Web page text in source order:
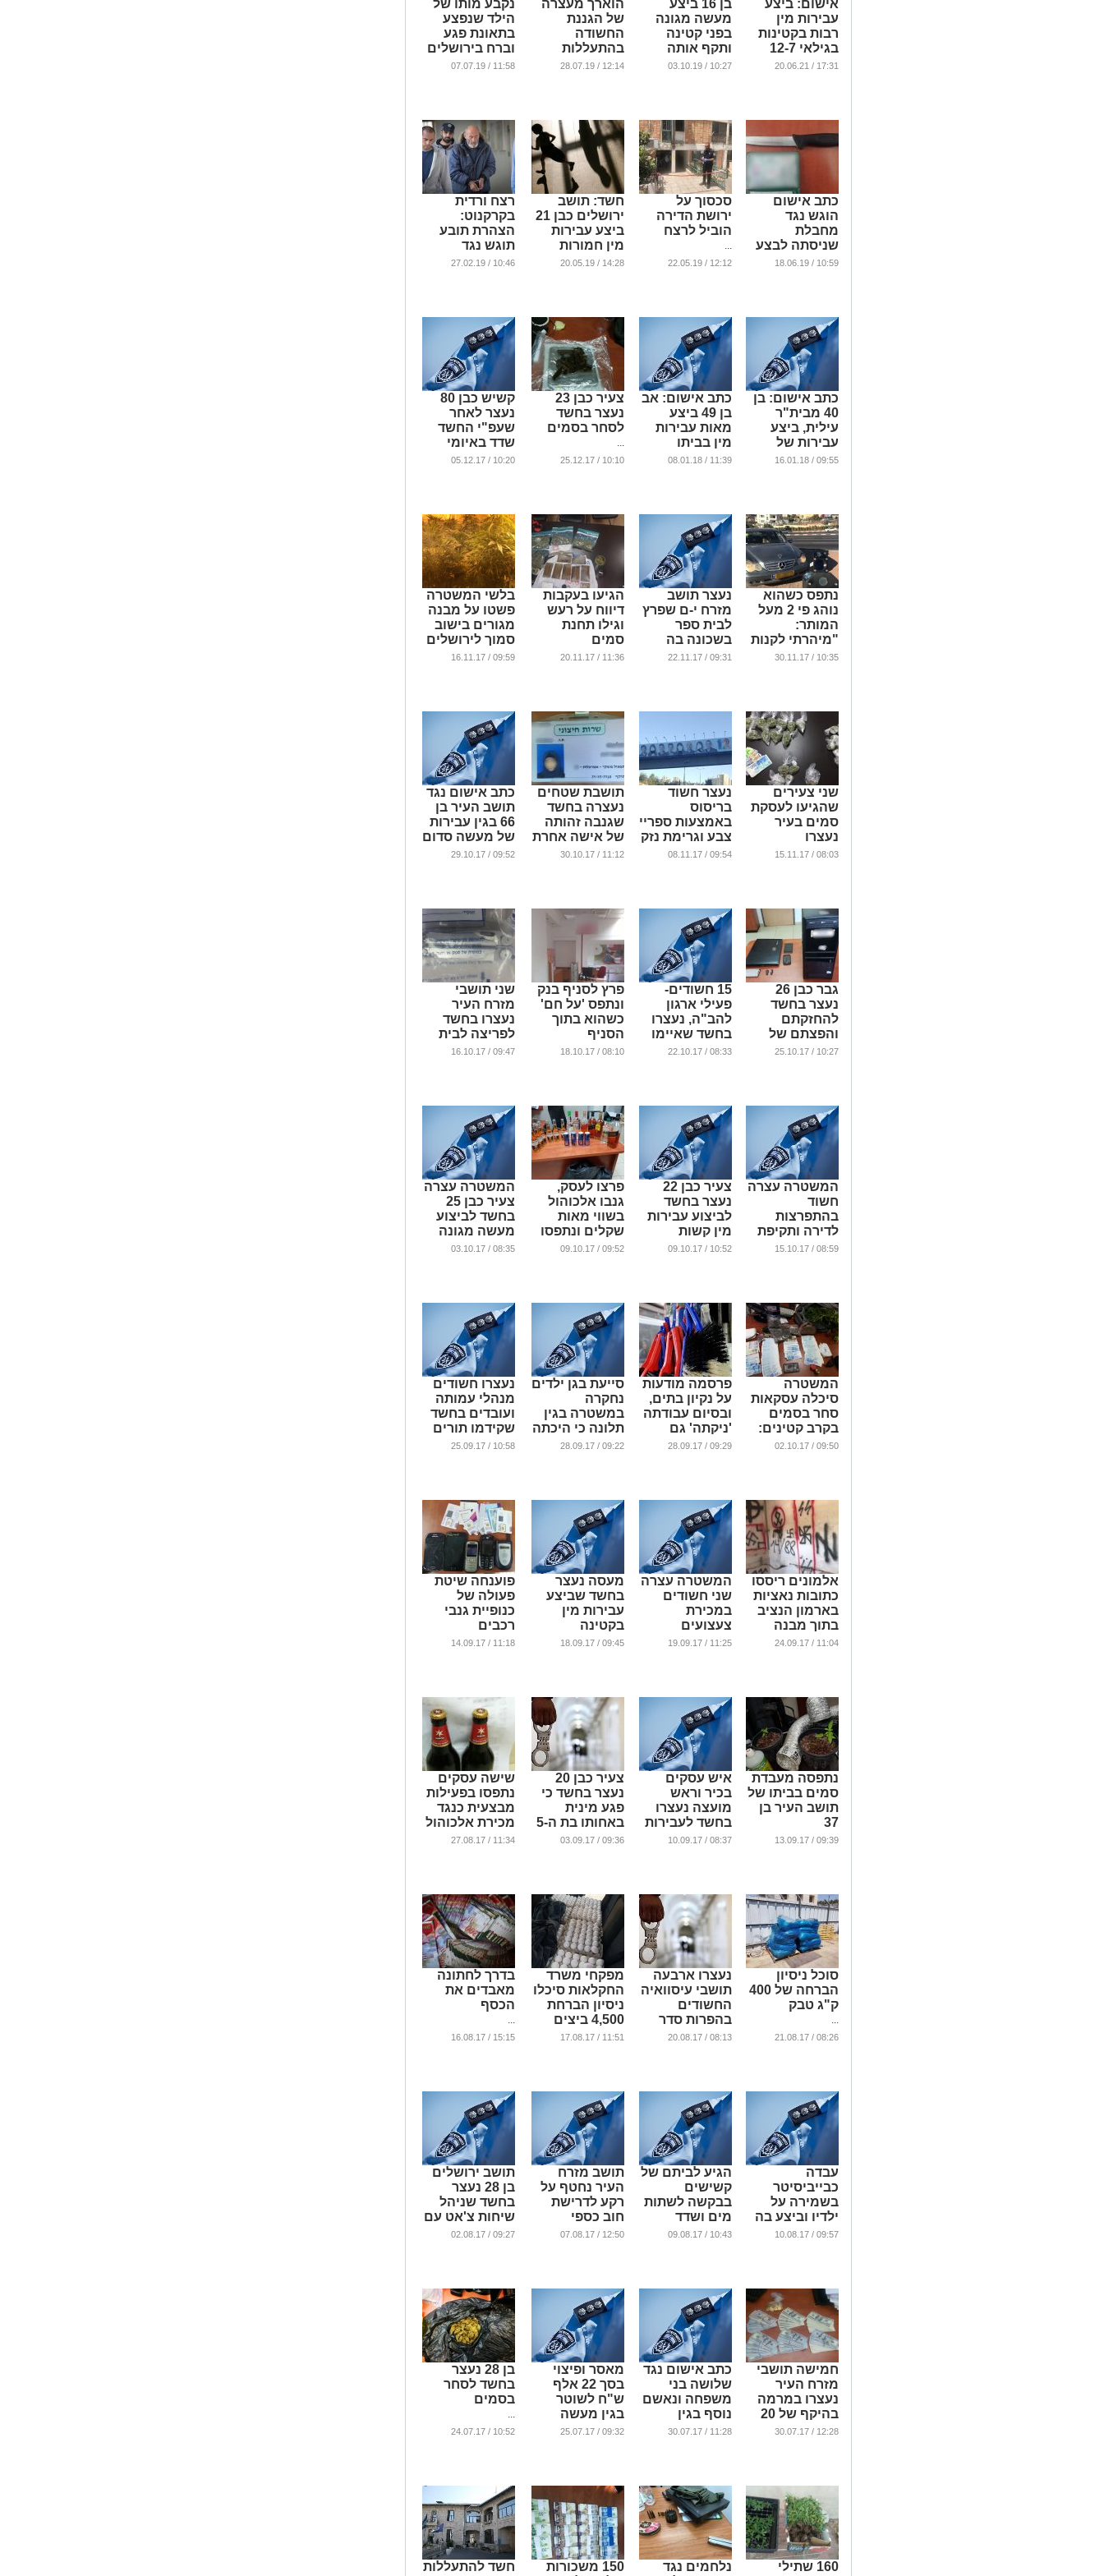
אישום: ביצע
עבירות מין
רבות בקטינות
בגילאי 12-7
באמצעות
17:31 / 20.06.21
בן 16 ביצע
מעשה מגונה
בפני קטינה
ותקף אותה
...
10:27 / 03.10.19
הוארך מעצרה
של הגננת
החשודה
בהתעללות
בפעוטון בגילה
12:14 / 28.07.19
נקבע מותו של
הילד שנפצע
בתאונת פגע
וברח בירושלים
...
11:58 / 07.07.19
כתב אישום
הוגש נגד
מחבלת
שניסתה לבצע
פיגוע בערב חג
10:59 / 18.06.19
סכסוך על
ירושת הדירה
הוביל לרצח
...
12:12 / 22.05.19
חשד: תושב
ירושלים כבן 21
ביצע עבירות
מין חמורות
בקטינות בגילאי
14:28 / 20.05.19
רצח ורדית
בקרקנוט:
הצהרת תובע
תוגש נגד
החשוד בביצוע
10:46 / 27.02.19
כתב אישום: בן
40 מבית"ר
עילית, ביצע
עבירות של
מעשי סדום,
...
09:55 / 16.01.18
כתב אישום: אב
בן 49 ביצע
מאות עבירות
מין בביתו
במשך שנים
11:39 / 08.01.18
צעיר כבן 23
נעצר בחשד
לסחר בסמים
...
10:10 / 25.12.17
קשיש כבן 80
נעצר לאחר
שעפ"י החשד
שדד באיומי
סכין מכרה שלו
10:20 / 05.12.17
נתפס כשהוא
נוהג פי 2 מעל
המותר:
"מיהרתי לקנות
ממתקים
10:35 / 30.11.17
נעצר תושב
מזרח י-ם שפרץ
לבית ספר
בשכונה בה
מתגורר
09:31 / 22.11.17
הגיעו בעקבות
דיווח על רעש
וגילו תחנת
סמים
...
11:36 / 20.11.17
בלשי המשטרה
פשטו על מבנה
מגורים בישוב
סמוך לירושלים
אשר שימש
09:59 / 16.11.17
שני צעירים
שהגיעו לעסקת
סמים בעיר
נעצרו
...
08:03 / 15.11.17
נעצר חשוד
בריסוס
באמצעות ספריי
צבע וגרימת נזק
לשלטי חוצות
09:54 / 08.11.17
תושבת שטחים
נעצרה בחשד
שגנבה זהותה
של אישה אחרת
...
11:12 / 30.10.17
כתב אישום נגד
תושב העיר בן
66 בגין עבירות
של מעשה סדום
ומעשים מגונים
09:52 / 29.10.17
גבר כבן 26
נעצר בחשד
להחזקתם
והפצתם של
חומרי תועבה
10:27 / 25.10.17
15 חשודים-
פעילי ארגון
להב"ה, נעצרו
בחשד שאיימו
על ערבים
08:33 / 22.10.17
פרץ לסניף בנק
ונתפס 'על חם'
כשהוא בתוך
הסניף
...
08:10 / 18.10.17
שני תושבי
מזרח העיר
נעצרו בחשד
לפריצה לבית
עסק
09:47 / 16.10.17
המשטרה עצרה
חשוד
בהתפרצות
לדירה ותקיפת
בעלת הדירה
08:59 / 15.10.17
צעיר כבן 22
נעצר בחשד
לביצוע עבירות
מין קשות
בקטינה כבת 13
10:52 / 09.10.17
פרצו לעסק,
גנבו אלכוהול
בשווי מאות
שקלים ונתפסו
'על חם'
09:52 / 09.10.17
המשטרה עצרה
צעיר כבן 25
בחשד לביצוע
מעשה מגונה
בקטינה
08:35 / 03.10.17
המשטרה
סיכלה עסקאות
סחר בסמים
בקרב קטינים:
נעצרו חשודים
09:50 / 02.10.17
פרסמה מודעות
על נקיון בתים,
ובסיום עבודתה
'ניקתה' גם
חפצים יקרי ערך
09:29 / 28.09.17
סייעת בגן ילדים
נחקרה
במשטרה בגין
תלונה כי היכתה
ילדה כבת 4
09:22 / 28.09.17
נעצרו חשודים
מנהלי עמותה
ועובדים בחשד
שקידמו תורים
להשתלות
10:58 / 25.09.17
אלמונים ריססו
כתובות נאציות
בארמון הנציב
בתוך מבנה
נטוש
11:04 / 24.09.17
המשטרה עצרה
שני חשודים
במכירת
צעצועים
מסוכנים
11:25 / 19.09.17
מעסה נעצר
בחשד שביצע
עבירות מין
בקטינה
...
09:45 / 18.09.17
פוענחה שיטת
פעולה של
כנופיית גנבי
רכבים
בירושלים
11:18 / 14.09.17
נתפסה מעבדת
סמים בביתו של
תושב העיר בן
37
...
09:39 / 13.09.17
איש עסקים
בכיר וראש
מועצה נעצרו
בחשד לעבירות
מרמה
08:37 / 10.09.17
צעיר כבן 20
נעצר בחשד כי
פגע מינית
באחותו בת ה-5
...
09:36 / 03.09.17
שישה עסקים
נתפסו בפעילות
מבצעית כנגד
מכירת אלכוהול
לקטינים :
11:34 / 27.08.17
סוכל ניסיון
הברחה של 400
ק"ג טבק
...
08:26 / 21.08.17
נעצרו ארבעה
תושבי עיסוואיה
החשודים
בהפרות סדר
...
08:13 / 20.08.17
מפקחי משרד
החקלאות סיכלו
ניסיון הברחת
4,500 ביצים
במחסום
11:51 / 17.08.17
בדרך לחתונה
מאבדים את
הכסף
...
15:15 / 16.08.17
עבדה
כבייביסיטר
בשמירה על
ילדיו וביצע בה
מעשים מגונים
09:57 / 10.08.17
הגיע לביתם של
קשישים
בבקשה לשתות
מים ושדד
תכשיטים בשווי
10:43 / 09.08.17
תושב מזרח
העיר נחטף על
רקע לדרישת
חוב כספי
...
12:50 / 07.08.17
תושב ירושלים
בן 28 נעצר
בחשד שניהל
שיחות צ'אט עם
קטינות
09:27 / 02.08.17
חמישה תושבי
מזרח העיר
נעצרו במרמה
בהיקף של 20
מיליון דולר
12:28 / 30.07.17
כתב אישום נגד
שלושה בני
משפחה ונאשם
נוסף בגין
סרסרות לזנות
11:28 / 30.07.17
מאסר ופיצוי
בסך 22 אלף
ש"ח לשוטר
בגין מעשה
מגונה
בירושלים
...
09:32 / 25.07.17
בן 28 נעצר
בחשד לסחר
בסמים
...
10:52 / 24.07.17
160 שתילי
נלחמים נגד
150 משכורות
חשד להתעללות